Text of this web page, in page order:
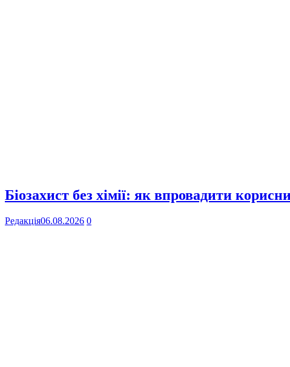
Біозахист без хімії: як впровадити
Редакція06.08.2026 0